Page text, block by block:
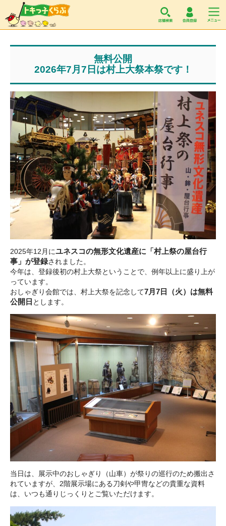
無料公開
2026年7月7日は村上大祭本祭です！
2025年12月にユネスコの無形文化遺産に「村上祭の屋台行
事」が登録されました。
今年は、登録後初の村上大祭ということで、例年以上に盛り上が
っています。
おしゃぎり会館では、村上大祭を記念して7月7日（火）は無料
公開日 とします。
当日は、展示中のおしゃぎり（山車）が祭りの巡行のため搬出さ
れていますが、2階展示場にある刀剣や甲冑などの貴重な資料
は、いつも通りじっくりとご覧いただけます。